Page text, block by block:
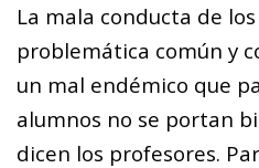
La mala conducta de
problemática común y
un mal endémico que
alumnos no se portan
dicen los profesores.